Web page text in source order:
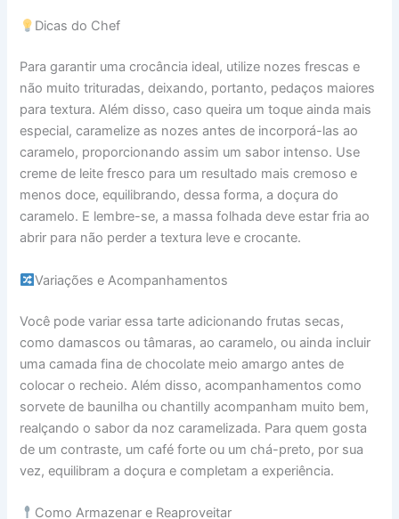
Dicas do Chef
Para garantir uma crocância ideal, utilize nozes frescas e
não muito trituradas, deixando, portanto, pedaços maiores
para textura. Além disso, caso queira um toque ainda mais
especial, caramelize as nozes antes de incorporá-las ao
caramelo, proporcionando assim um sabor intenso. Use
creme de leite fresco para um resultado mais cremoso e
menos doce, equilibrando, dessa forma, a doçura do
caramelo. E lembre-se, a massa folhada deve estar fria ao
abrir para não perder a textura leve e crocante.
Variações e Acompanhamentos
Você pode variar essa tarte adicionando frutas secas,
como damascos ou tâmaras, ao caramelo, ou ainda incluir
uma camada fina de chocolate meio amargo antes de
colocar o recheio. Além disso, acompanhamentos como
sorvete de baunilha ou chantilly acompanham muito bem,
realçando o sabor da noz caramelizada. Para quem gosta
de um contraste, um café forte ou um chá-preto, por sua
vez, equilibram a doçura e completam a experiência.
Como Armazenar e Reaproveitar